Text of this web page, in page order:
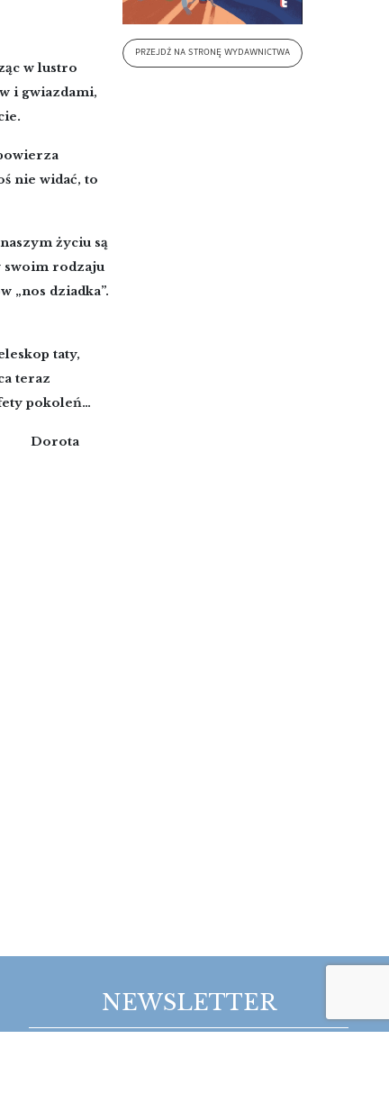
PRZEJDŹ NA STRONĘ WYDAWNICTWA
w lustro
i gwiazdami,
nie widać, to
życiu są
swoim rodzaju
„nos dziadka”.
taty,
teraz
pokoleń…
NEWSLETTER